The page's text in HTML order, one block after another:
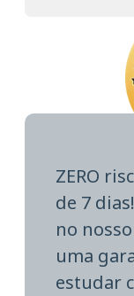
ZERO
de 7
no
uma
estudar